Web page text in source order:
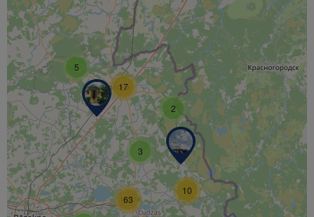
2
5
17
10
3
63